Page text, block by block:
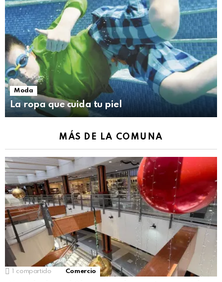
Moda
La ropa que cuida tu piel
MÁS DE LA COMUNA
compartido Comercio